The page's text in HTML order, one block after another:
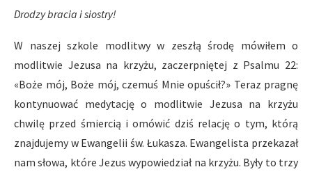
Drodzy bracia i siostry!
W naszej szkole modlitwy w zeszłą środę mówiłem o
modlitwie Jezusa na krzyżu, zaczerpniętej z Psalmu 22:
«Boże mój, Boże mój, czemuś Mnie opuścił?» Teraz pragnę
kontynuować medytację o modlitwie Jezusa na krzyżu
chwilę przed śmiercią i omówić dziś relację o tym, którą
znajdujemy w Ewangelii św. Łukasza. Ewangelista przekazał
nam słowa, które Jezus wypowiedział na krzyżu. Były to trzy